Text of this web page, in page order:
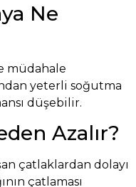
Ne
müdahale
yeterli soğutma
düşebilir.
Azalır?
çatlaklardan dolayı
çatlaması